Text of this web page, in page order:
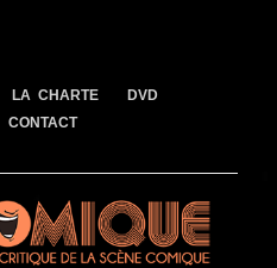
LA CHARTE
DVD
CONTACT